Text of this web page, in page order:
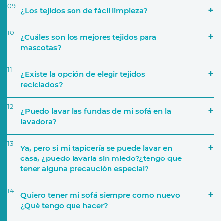
Número de personas que lo van a utilizar
Características del sofá
Tejido y tapicerías
a través de nuestra página web
Si por ejemplo decides crear una composición de
cinco módulos, podrás elegir una tapicería
añadir diferentes telas para los cojines
decorativos.
09 ¿Los tejidos son de fácil limpieza?
10
¿Cuáles son los mejores tejidos para
mascotas?
11
¿Existe la opción de elegir tejidos
reciclados?
12
¿Puedo lavar las fundas de mi sofá en la
lavadora?
13
Ya, pero si mi tapicería se puede lavar en
casa, ¿puedo lavarla sin miedo?¿tengo que
tener alguna precaución especial?
14
Quiero tener mi sofá siempre como nuevo
¿Qué tengo que hacer?